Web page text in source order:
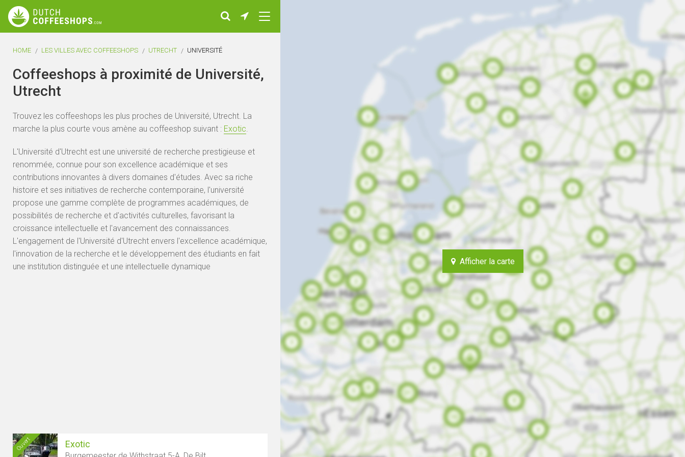
Afficher la carte
HOME LES VILLES AVEC COFFEESHOPS UTRECHT UNIVERSITÉ
Coffeeshops à proximité de Université,
Utrecht
Trouvez les coffeeshops les plus proches de Université, Utrecht. La
marche la plus courte vous amène au coffeeshop suivant : Exotic.
L'Université d'Utrecht est une université de recherche prestigieuse et
renommée, connue pour son excellence académique et ses
contributions innovantes à divers domaines d'études. Avec sa riche
histoire et ses initiatives de recherche contemporaine, l'université
propose une gamme complète de programmes académiques, de
possibilités de recherche et d'activités culturelles, favorisant la
croissance intellectuelle et l'avancement des connaissances.
L'engagement de l'Université d'Utrecht envers l'excellence académique,
l'innovation de la recherche et le développement des étudiants en fait
une institution distinguée et une intellectuelle dynamique
Ouvert Exotic